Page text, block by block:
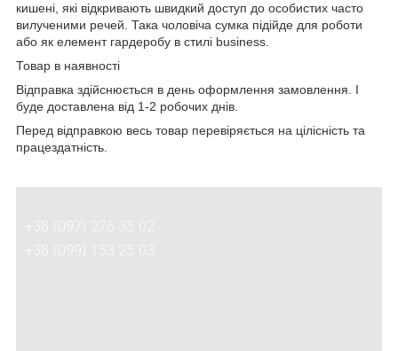
кишені, які відкривають швидкий доступ до особистих часто
вилученими речей. Така чоловіча сумка підійде для роботи
або як елемент гардеробу в стилі business.
Товар в наявності
Відправка здійснюється в день оформлення замовлення. І
буде доставлена від 1-2 робочих днів.
Перед відправкою весь товар перевіряється на цілісність та
працездатність.
+38 (097) 276 35 02
+38 (099) 153 25 03